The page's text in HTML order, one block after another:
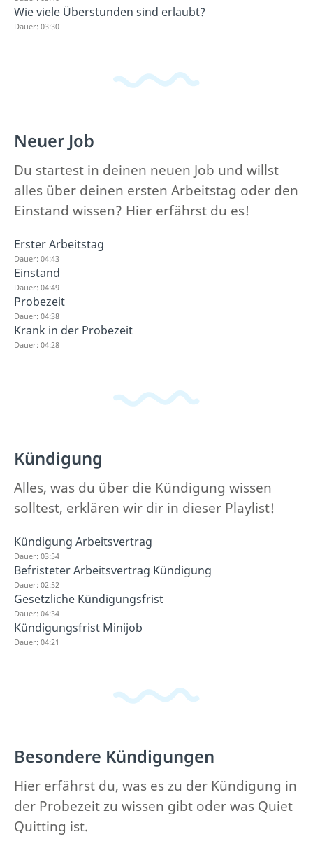
Wie viele Überstunden sind erlaubt?
Dauer: 03:30
Neuer Job
Du startest in deinen neuen Job und willst
alles über deinen ersten Arbeitstag oder den
Einstand wissen? Hier erfährst du es!
Erster Arbeitstag
Dauer: 04:43
Einstand
Dauer: 04:49
Probezeit
Dauer: 04:38
Krank in der Probezeit
Dauer: 04:28
Kündigung
Alles, was du über die Kündigung wissen
solltest, erklären wir dir in dieser Playlist!
Kündigung Arbeitsvertrag
Dauer: 03:54
Befristeter Arbeitsvertrag Kündigung
Dauer: 02:52
Gesetzliche Kündigungsfrist
Dauer: 04:34
Kündigungsfrist Minijob
Dauer: 04:21
Besondere Kündigungen
Hier erfährst du, was es zu der Kündigung in
der Probezeit zu wissen gibt oder was Quiet
Quitting ist.